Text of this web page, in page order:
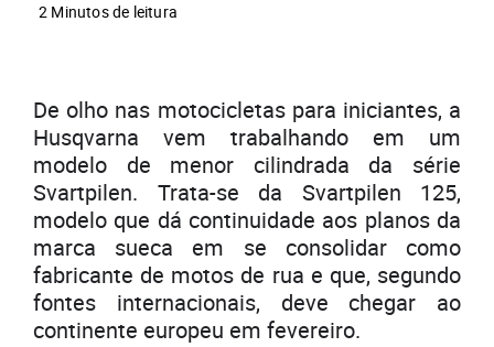
2 Minutos de leitura
De olho nas motocicletas para iniciantes, a
Husqvarna vem trabalhando em um
modelo de menor cilindrada da série
Svartpilen. Trata-se da Svartpilen 125,
modelo que dá continuidade aos planos da
marca sueca em se consolidar como
fabricante de motos de rua e que, segundo
fontes internacionais, deve chegar ao
continente europeu em fevereiro.